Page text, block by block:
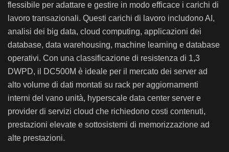
flessibile per adattare e gestire in modo efficace i carichi di
lavoro transazionali. Questi carichi di lavoro includono AI,
analisi dei big data, cloud computing, applicazioni dei
database, data warehousing, machine learning e database
operativi. Con una classificazione di resistenza di 1,3
DWPD, il DC500M è ideale per il mercato dei server ad
alto volume di dati montati su rack per aggiornamenti
interni del vano unità, hyperscale data center server e
provider di servizi cloud che richiedono costi contenuti,
prestazioni elevate e sottosistemi di memorizzazione ad
alte prestazioni.